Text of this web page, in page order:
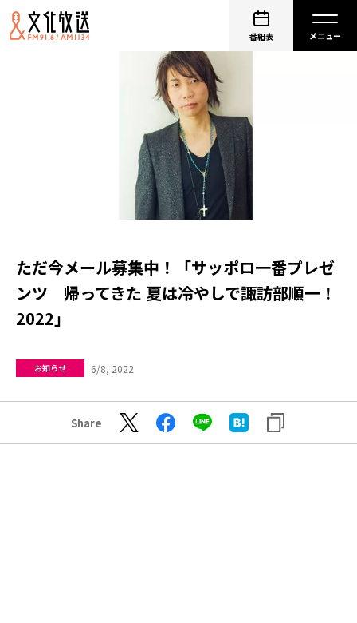
番組表
ただ今メール募集中！「サッポロ一番プレゼ
ンツ 帰ってきた 夏は冷やしで諏訪部順一！
2022」
お知らせ 6/8, 2022
Share